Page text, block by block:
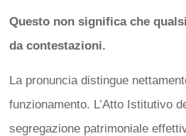
Questo non significa che
da contestazioni.
La pronuncia distingue
funzionamento. L’Atto Istitutivo
segregazione patrimoniale